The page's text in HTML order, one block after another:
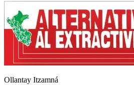
Ollantay Itzamná